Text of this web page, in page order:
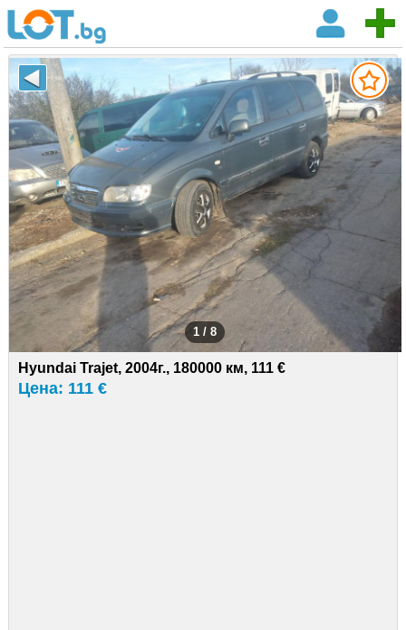
1 / 8
Hyundai Trajet, 2004г., 180000 км, 111 €
Цена: 111 €